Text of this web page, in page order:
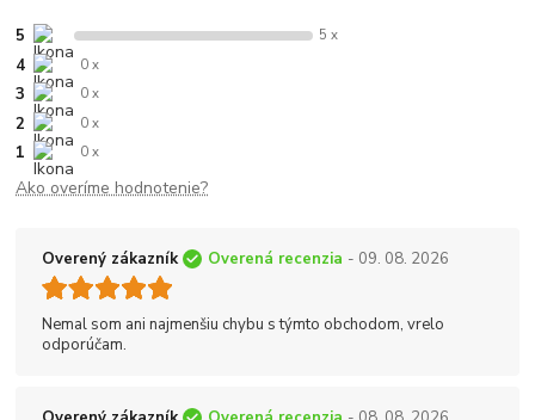
5 5 x
4 0 x
3 0 x
2 0 x
1 0 x
Ako overíme hodnotenie?
Overený zákazník Overená recenzia - 09. 08. 2026
Nemal som ani najmenšiu chybu s týmto obchodom, vrelo
odporúčam.